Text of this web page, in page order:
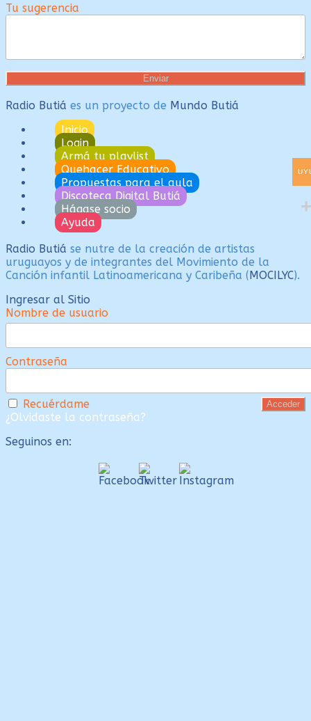
Tu sugerencia
Radio Butiá es un proyecto de Mundo Butiá
Inicio
Login
Armá tu playlist
Quehacer Educativo
Propuestas para el aula
Discoteca Digital Butiá
Hágase socio
Ayuda
Radio Butiá se nutre de la creación de artistas
uruguayos y de integrantes del Movimiento de la
Canción infantil Latinoamericana y Caribeña ( MOCILYC).
Ingresar al Sitio
Nombre de usuario
Contraseña
Recuérdame
¿Olvidaste la contraseña?
Seguinos en: